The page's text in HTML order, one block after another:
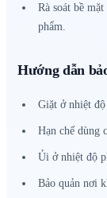
Rà soát bề
phẩm.
Hướng dẫn
Giặt ở nhiệt
Hạn chế dùng
Ủi ở nhiệt độ
Bảo quản nơi